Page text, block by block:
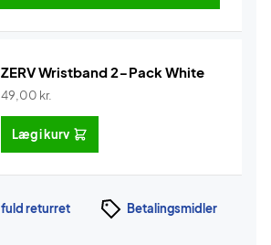
ZERV Wristband 2-Pack White
49,00 kr.
Læg i kurv
fuld returret Betalingsmidler